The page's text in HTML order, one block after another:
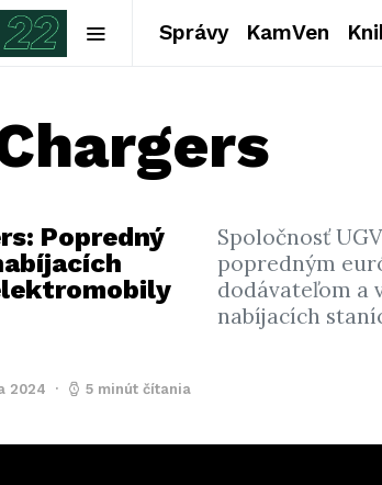
Správy KamVen
Popredný
Spoločnosť
popredným
dodávateľom a
nabíjacích
2024 5 minút čítania